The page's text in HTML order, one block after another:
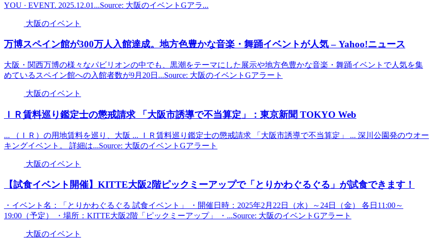
YOU · EVENT. 2025.12.01...Source: 大阪のイベントGアラ...
大阪のイベント
万博スペイン館が300万人入館達成。地方色豊かな音楽・舞踊イベントが人気 – Yahoo!ニュース
大阪・関西万博の様々なパビリオンの中でも、黒潮をテーマにした展示や地方色豊かな音楽・舞踊イベントで人気を集
めているスペイン館への入館者数が9月20日...Source: 大阪のイベントGアラート
大阪のイベント
ＩＲ賃料巡り鑑定士の懲戒請求 「 大阪市誘導で不当算定」：東京新聞 TOKYO Web
... （ＩＲ）の用地賃料を巡り、大阪 ... ＩＲ賃料巡り鑑定士の懲戒請求 「大阪市誘導で不当算定」 ... 深川公園発のウオー
キングイベント。 詳細は...Source: 大阪のイベントGアラート
大阪のイベント
【試食イベント 開催】KITTE大阪2階ピックミーアップで「とりかわぐるぐる」が試食できます！
・イベント名：「とりかわぐるぐる 試食イベント」 ・開催日時：2025年2月22日（水）～24日（金） 各日11:00～
19:00（予定） ・場所：KITTE大阪2階「ピックミーアップ」 ・...Source: 大阪のイベントGアラート
大阪のイベント